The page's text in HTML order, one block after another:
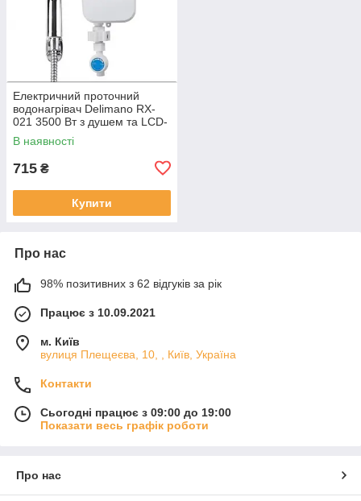
Електричний проточний
водонагрівач Delimano RX-
021 3500 Вт з душем та LCD-
дисплеєм
В наявності
715 ₴
Купити
Про нас
98% позитивних з 62 відгуків за рік
Працює з 10.09.2021
м. Київ
вулиця Плещеєва, 10, , Київ, Україна
Контакти
Сьогодні працює з 09:00 до 19:00
Показати весь графік роботи
Про нас